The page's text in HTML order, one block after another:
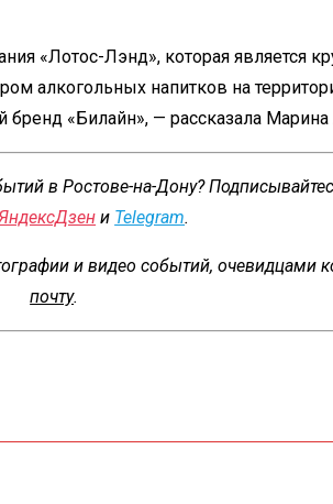
«Лотос-Лэнд», которая является
алкогольных напитков на
«Билайн», — рассказала Марина
в Ростове-на-Дону?
и Telegram.
и видео событий, очевидцами
почту.